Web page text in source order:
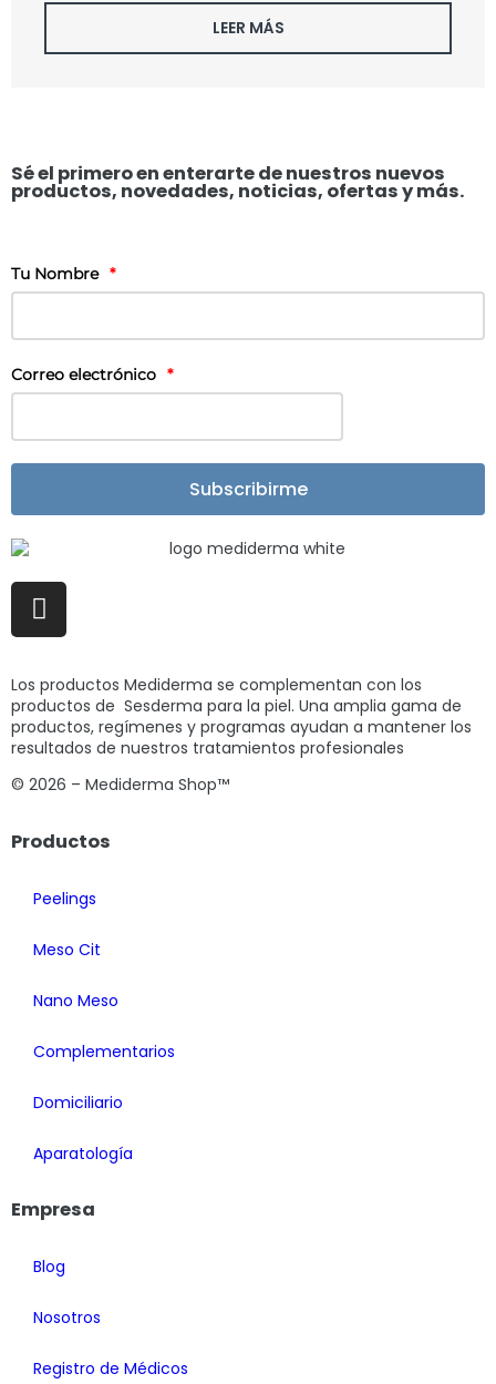
LEER MÁS
Sé el primero en enterarte de nuestros nuevos
productos, novedades, noticias, ofertas y más.
Tu Nombre *
Correo electrónico *
Subscribirme
Los productos Mediderma se complementan con los
productos de Sesderma para la piel. Una amplia gama de
productos, regímenes y programas ayudan a mantener los
resultados de nuestros tratamientos profesionales
© 2026 – Mediderma Shop™
Productos
Peelings
Meso Cit
Nano Meso
Complementarios
Domiciliario
Aparatología
Empresa
Blog
Nosotros
Registro de Médicos